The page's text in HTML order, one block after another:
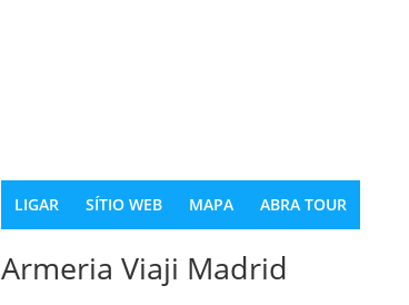
LIGAR SÍTIO WEB MAPA ABRA TOUR
Armeria Viaji Madrid